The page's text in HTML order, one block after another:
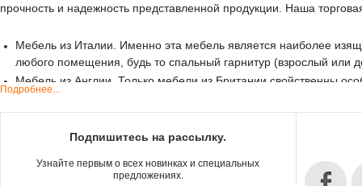
прочность и надежность представленной продукции. Наша
Мебель из Италии. Именно эта мебель является наиболее
любого помещения, будь то спальный гарнитур (взрослый или
Мебель из Англии. Только мебели из Британии свойственны
диваны, выполненные как в текстильной, так и в кожаной
Мебель из Франции. Она всегда отличается красотой и
первый взгляд детали.
технические новшества и разнообразие стилевых решений. В
Подробнее...
Подпишитесь на рассылку.
Узнайте первым о всех новинках и специальных
предложениях.